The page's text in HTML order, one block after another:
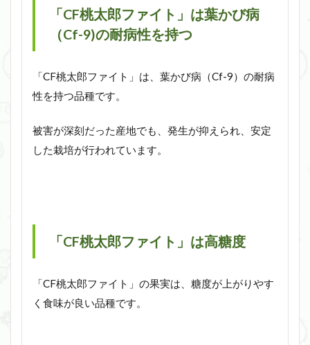
「CF桃太郎ファイト」は葉かび病
（Cf-9)の耐病性を持つ
「CF桃太郎ファイト」は、葉かび病（Cf-9）の耐病
性を持つ品種です。
被害が深刻だった産地でも、発生が抑えられ、安定
した栽培が行われています。
「CF桃太郎ファイト」は高糖度
「CF桃太郎ファイト」の果実は、糖度が上がりやす
く食味が良い品種です。